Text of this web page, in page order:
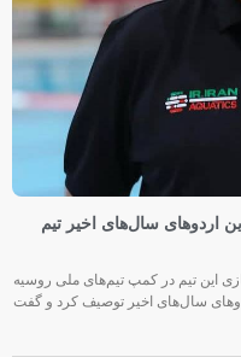
اردوهای سال‌های اخیر تیم
این تیم در کمپ تیم‌های ملی روسیه
سال‌های اخیر توصیف کرد و گفت